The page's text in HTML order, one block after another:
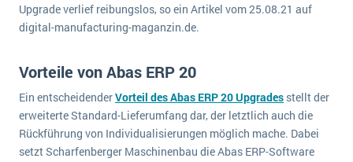
NGO
Logistik
Produktion
Immobilien
Services
wichtigsten Punkte, die es zu beachten gilt
Service Level Agreements (SLA) und ERP: Was muss man wissen?
ERP-Software für Abfallentsorger
Upgrade verlief reibungslos, so ein Artikel vom 25.08.21 auf
digital-manufacturing-maganzin.de.
Vorteile von Abas ERP 20
Ein entscheidenderVorteil des Abas ERP 20 Upgrades stellt der
erweiterte Standard-Lieferumfang dar, der letztlich auch die
Rückführung von Individualisierungen möglich mache. Dabei
setzt Scharfenberger Maschinenbau die Abas ERP-Software